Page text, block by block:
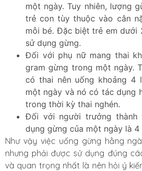
một ngày. Tuy nhiên, lượng
trẻ con tùy thuộc vào cân
mỗi bé. Đặc biệt trẻ em dưới
sử dụng gừng.
Đối với phụ nữ mang thai
gram gừng trong một ngày.
có thai nên uống khoảng 4
một ngày và nó có tác dụng
trong thời kỳ thai nghén.
Đối với người trưởng
dụng gừng của một ngày là 4
Như vậy việc uống gừng hằng
nhưng phải được sử dụng đúng
và quan trọng nhất là nên hỏi ý